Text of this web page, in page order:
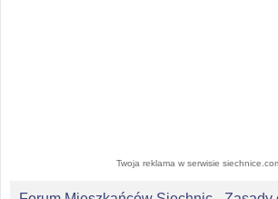
Twoja reklama w serwisie